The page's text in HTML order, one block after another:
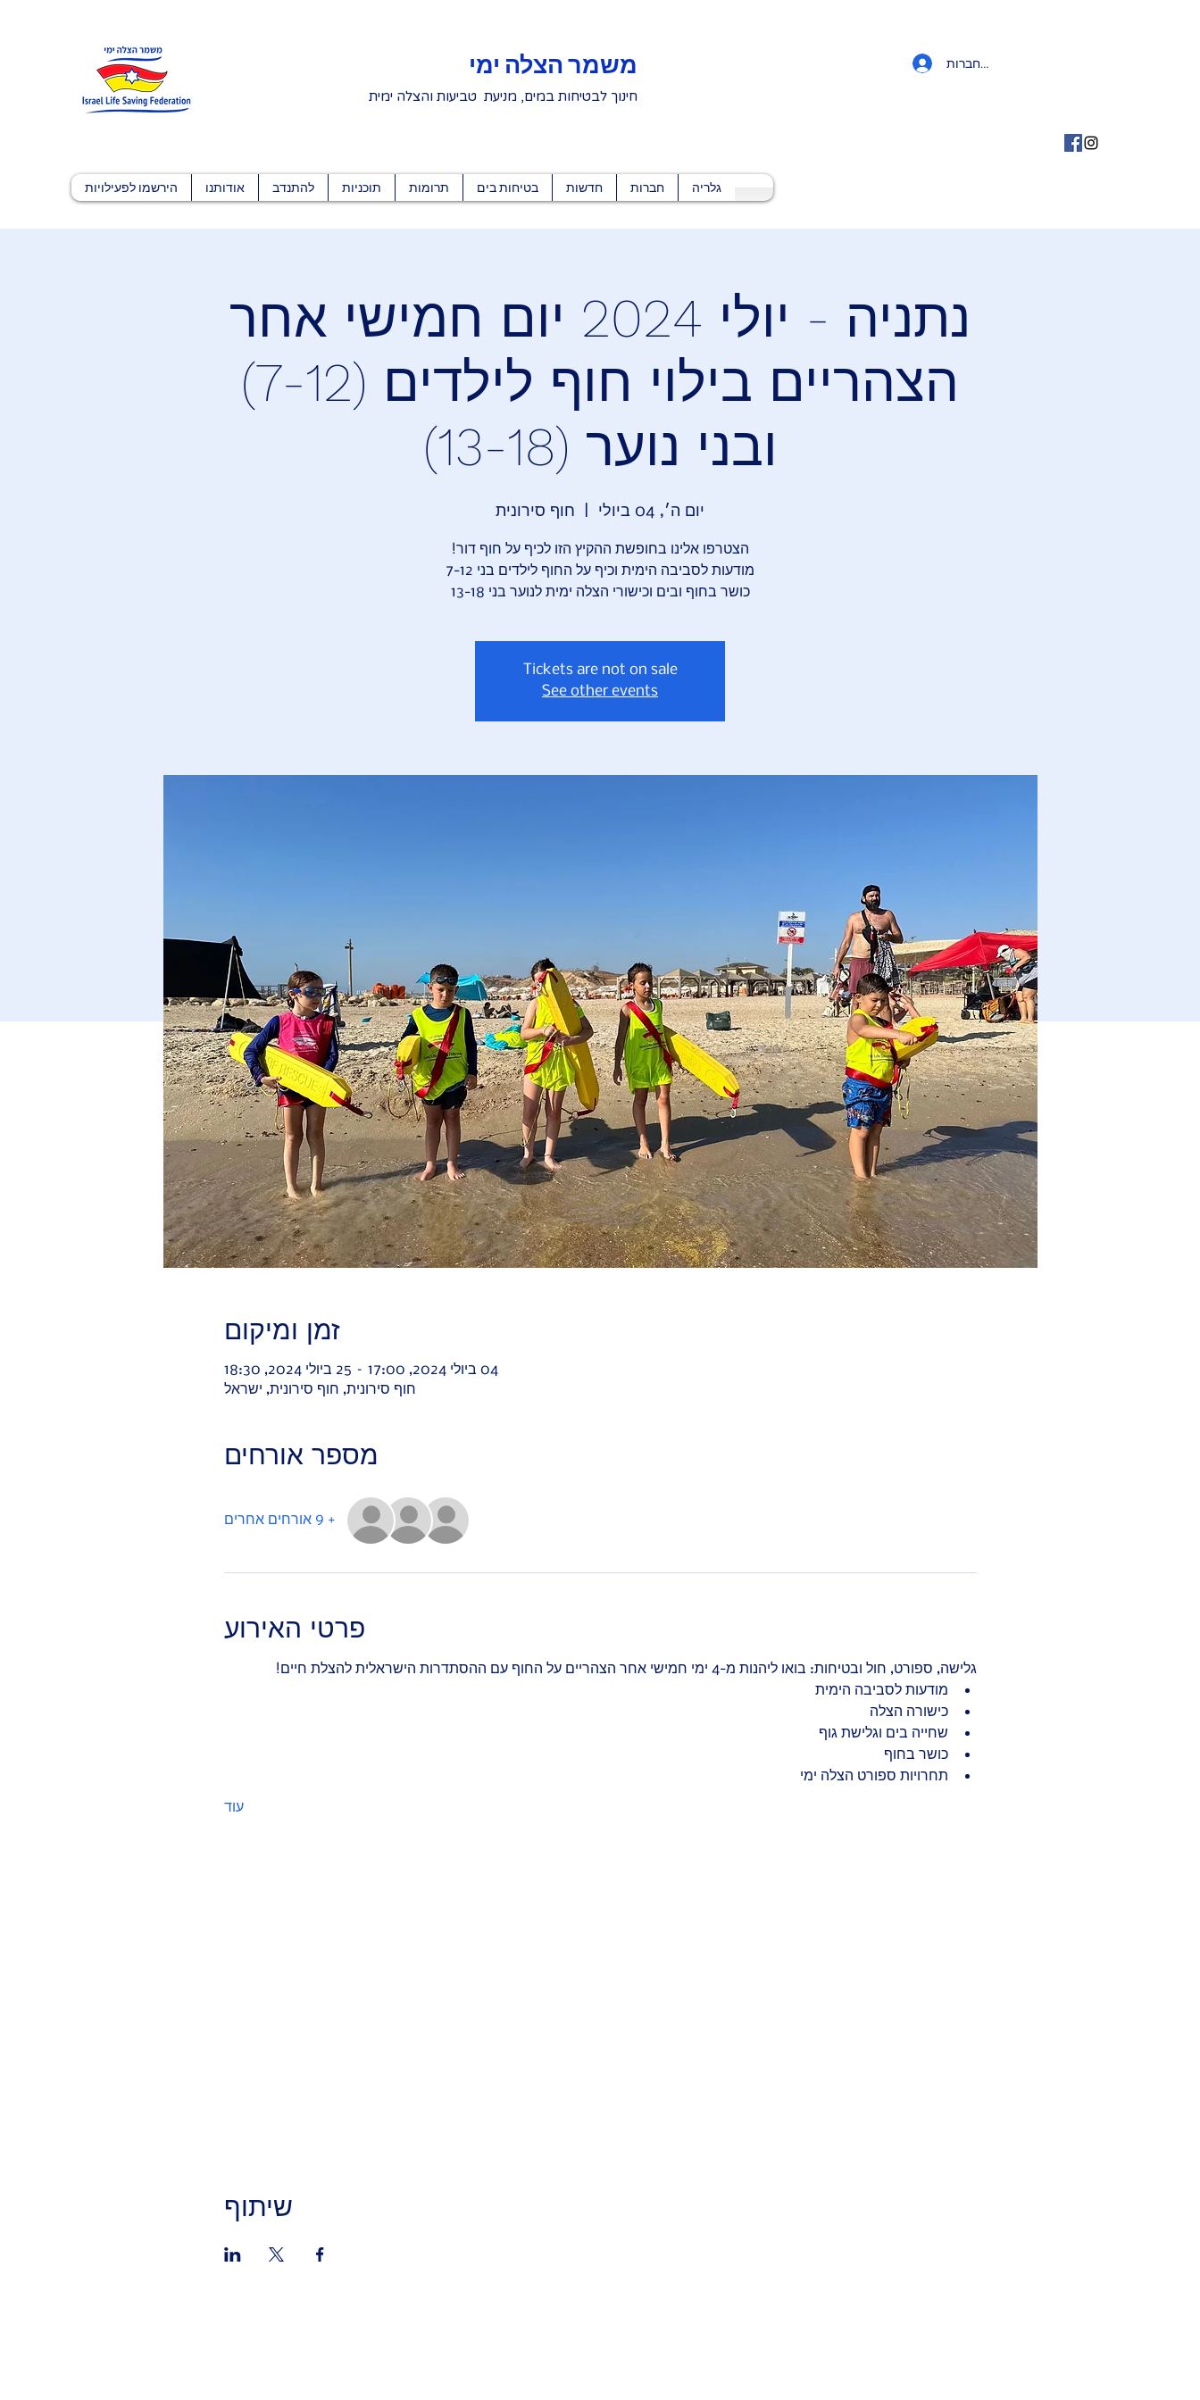
משמר הצלה ימי
חינוך לבטיחות במים, מניעת טביעות והצלה ימית
הירשמו לפעילויות אודותנו להתנדב תוכניות תרומות בטיחות בים חדשות חברות גלריה
להתחברות
נתניה - יולי 2024 יום חמישי אחר
הצהריים בילוי חוף לילדים (7-12)
ובני נוער (13-18)
יום ה׳, 04 ביולי חוף סירונית
כושר בחוף ובים וכישורי הצלה ימית לנוער בני 13-18
Tickets are not on sale
See other events
זמן ומיקום
04 ביולי 2024, 17:00 – 25 ביולי 2024, 18:30
חוף סירונית, חוף סירונית, ישראל
מספר אורחים
+ 9 אורחים אחרים
פרטי האירוע
גלישה, ספורט, חול ובטיחות: בואו ליהנות מ-4 ימי חמישי אחר הצהריים על החוף עם ההסתדרות הישראלית להצלת חיים!
מודעות לסביבה הימית
כישורה הצלה
שחייה בים וגלישת גוף
כושר בחוף
תחרויות ספורט הצלה ימי
עוד
שיתוף